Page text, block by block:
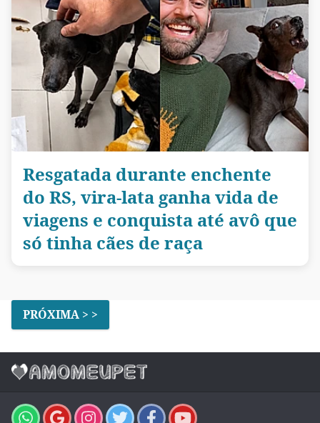
Resgatada durante enchente
do RS, vira-lata ganha vida de
viagens e conquista até avô que
só tinha cães de raça
PRÓXIMA > >